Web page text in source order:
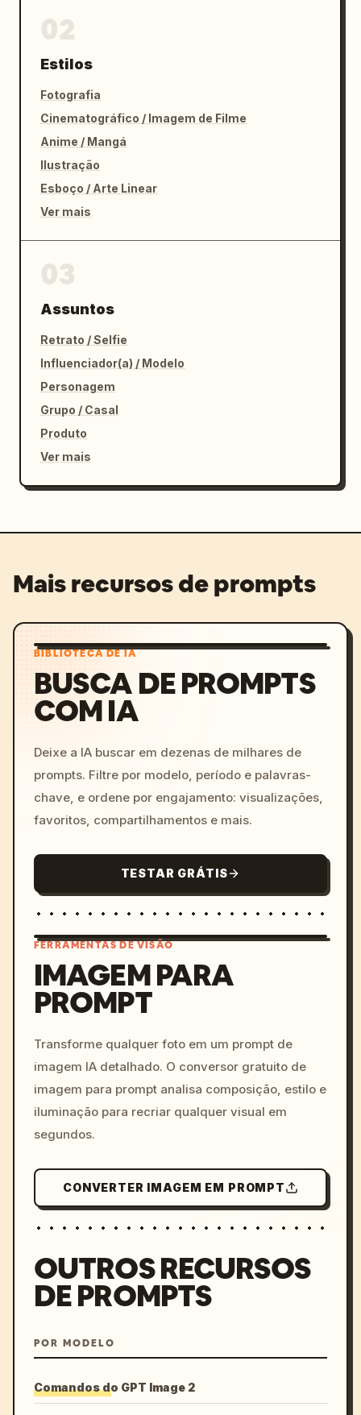
Estilos
Fotografia
Cinematográfico / Imagem de Filme
Anime / Mangá
Ilustração
Esboço / Arte Linear
Ver mais
Assuntos
Retrato / Selfie
Influenciador(a) / Modelo
Personagem
Grupo / Casal
Produto
Ver mais
Mais recursos de prompts
BIBLIOTECA DE IA
BUSCA DE PROMPTS
COM IA
Deixe a IA buscar em dezenas de milhares de
prompts. Filtre por modelo, período e palavras-
chave, e ordene por engajamento: visualizações,
favoritos, compartilhamentos e mais.
TESTAR GRÁTIS
colors, 8k --v 6.0
FERRAMENTAS DE VISÃO
IMAGEM PARA
PROMPT
Transforme qualquer foto em um prompt de
imagem IA detalhado. O conversor gratuito de
imagem para prompt analisa composição, estilo e
iluminação para recriar qualquer visual em
segundos.
CONVERTER IMAGEM EM PROMPT
OUTROS RECURSOS
DE PROMPTS
POR MODELO
Comandos do GPT Image 2